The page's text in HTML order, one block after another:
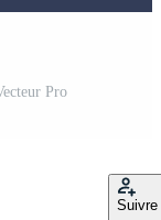
Pro
Suivre